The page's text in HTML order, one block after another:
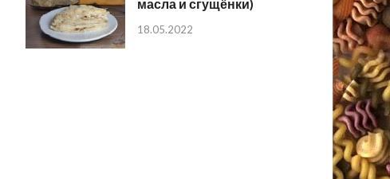
масла и сгущёнки)
18.05.2022